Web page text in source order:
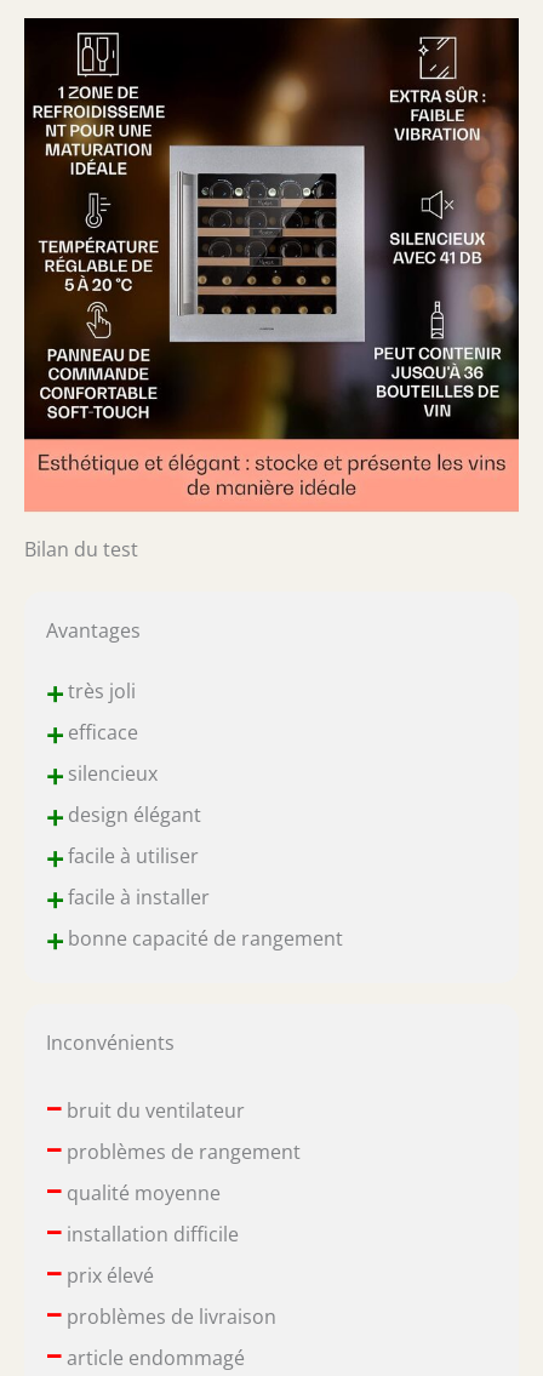
Bilan du test
Avantages
+très joli
+efficace
+silencieux
+design élégant
+facile à utiliser
+facile à installer
+bonne capacité de rangement
Inconvénients
–bruit du ventilateur
–problèmes de rangement
–qualité moyenne
–installation difficile
–prix élevé
–problèmes de livraison
–article endommagé